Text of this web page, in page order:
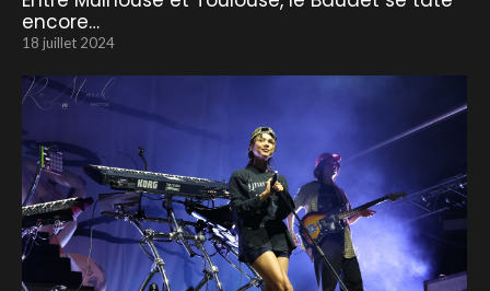
encore…
18 juillet 2024